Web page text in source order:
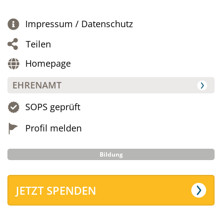
Impressum / Datenschutz
Teilen
Homepage
EHRENAMT
SOPS geprüft
Profil melden
Bildung
JETZT SPENDEN